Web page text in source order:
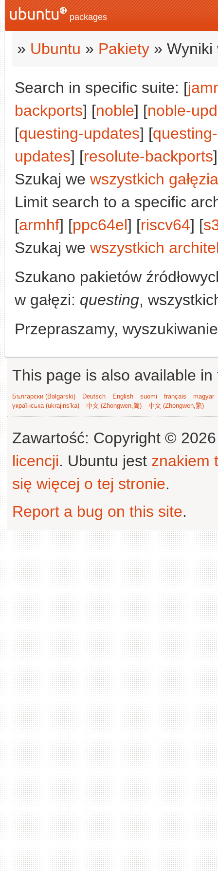
packages
» Ubuntu » Pakiety » Wyniki
Search in specific suite: [
backports] [noble] [noble-
[questing-updates] [
updates] [resolute-backports
Szukaj we wszystkich
Limit search to a specific
[armhf] [ppc64el] [riscv64] [
Szukaj we wszystkich
Szukano pakietów
w gałęzi: questing,
Przepraszamy,
This page is also available
Български (Bəlgarski) Deutsch English suomi français
magyar
українська (ukrajins'ka)
中文 (Zhongwen,简) 中文 (Zhongwen,繁)
Zawartość: Copyright ©
licencji. Ubuntu jest znakiem
się więcej o tej stronie.
Report a bug on this site.